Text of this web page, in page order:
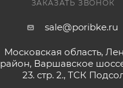
ЗАКАЗАТЬ ЗВОНОК
sale@poribke.ru
Московская область,
район, Варшавское
23. стр. 2., ТСК